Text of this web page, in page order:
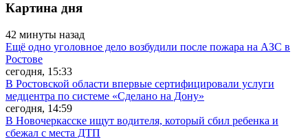
Картина дня
42 минуты назад
Ещё одно уголовное дело возбудили после пожара на АЗС в
Ростове
сегодня, 15:33
В Ростовской области впервые сертифицировали услуги
медцентра по системе «Сделано на Дону»
сегодня, 14:59
В Новочеркасске ищут водителя, который сбил ребенка и
сбежал с места ДТП